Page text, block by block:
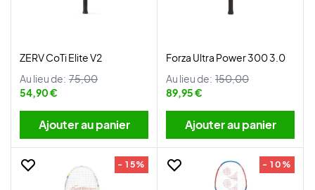
ZERV CoTi Elite V2
Au lieu de: 75,00
54,90 €
Ajouter au panier
Forza Ultra Power 300 3.0
Au lieu de: 150,00
89,95 €
Ajouter au panier
- 15% - 10%